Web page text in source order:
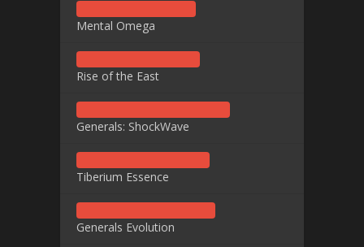
Mental Omega
Rise of the East
Generals: ShockWave
Tiberium Essence
Generals Evolution